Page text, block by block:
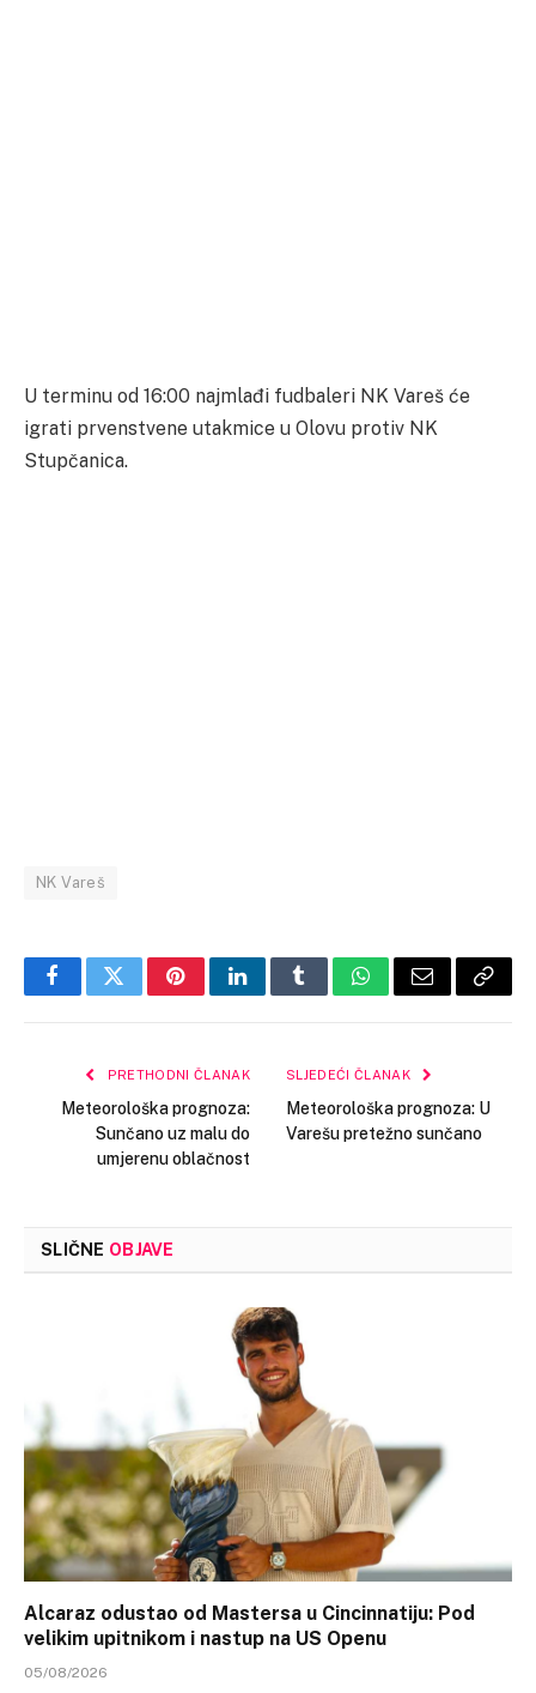
U terminu od 16:00 najmlađi fudbaleri NK Vareš će
igrati prvenstvene utakmice u Olovu protiv NK
Stupčanica.
NK Vareš
FacebookTwitterPinterestLinkedInTumblrWhatsApp
Email Copy
PRETHODNI ČLANAK
Meteorološka prognoza:
Sunčano uz malu do
umjerenu oblačnost
SLJEDEĆI ČLANAK
Meteorološka prognoza: U
Varešu pretežno sunčano
SLIČNE OBJAVE
Alcaraz odustao od Mastersa u Cincinnatiju: Pod
velikim upitnikom i nastup na US Openu
05/08/2026